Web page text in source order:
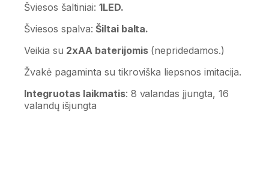
Šviesos šaltiniai: 1LED.
Šviesos spalva: Šiltai balta.
Veikia su 2xAA baterijomis(nepridedamos.)
Žvakė pagaminta su tikroviška liepsnos imitacija.
Integruotas laikmatis: 8 valandas įjungta, 16
valandų išjungta